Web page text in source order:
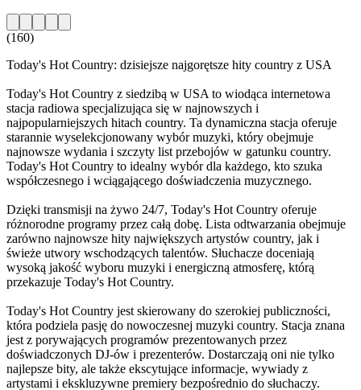
(160)
Today's Hot Country: dzisiejsze najgorętsze hity country z USA
Today's Hot Country z siedzibą w USA to wiodąca internetowa
stacja radiowa specjalizująca się w najnowszych i
najpopularniejszych hitach country. Ta dynamiczna stacja oferuje
starannie wyselekcjonowany wybór muzyki, który obejmuje
najnowsze wydania i szczyty list przebojów w gatunku country.
Today's Hot Country to idealny wybór dla każdego, kto szuka
współczesnego i wciągającego doświadczenia muzycznego.
Dzięki transmisji na żywo 24/7, Today's Hot Country oferuje
różnorodne programy przez całą dobę. Lista odtwarzania obejmuje
zarówno najnowsze hity największych artystów country, jak i
świeże utwory wschodzących talentów. Słuchacze doceniają
wysoką jakość wyboru muzyki i energiczną atmosferę, którą
przekazuje Today's Hot Country.
Today's Hot Country jest skierowany do szerokiej publiczności,
która podziela pasję do nowoczesnej muzyki country. Stacja znana
jest z porywających programów prezentowanych przez
doświadczonych DJ-ów i prezenterów. Dostarczają oni nie tylko
najlepsze bity, ale także ekscytujące informacje, wywiady z
artystami i ekskluzywne premiery bezpośrednio do słuchaczy.